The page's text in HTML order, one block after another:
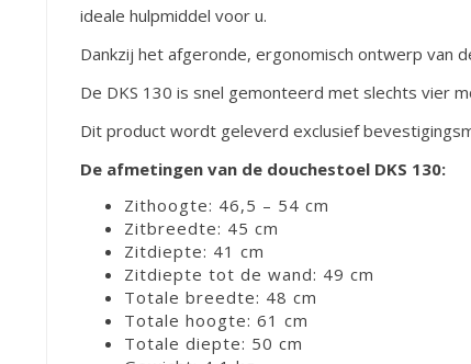
ideale hulpmiddel voor u.
Dankzij het afgeronde, ergonomisch ontwerp van
De DKS 130 is snel gemonteerd met slechts vier
Dit product wordt geleverd exclusief
De afmetingen van de douchestoel DKS 130:
Zithoogte: 46,5 – 54 cm
Zitbreedte: 45 cm
Zitdiepte: 41 cm
Zitdiepte tot de wand: 49 cm
Totale breedte: 48 cm
Totale hoogte: 61 cm
Totale diepte: 50 cm